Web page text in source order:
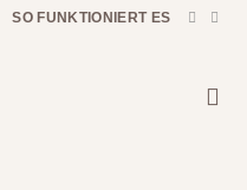
SO FUNKTIONIERT ES